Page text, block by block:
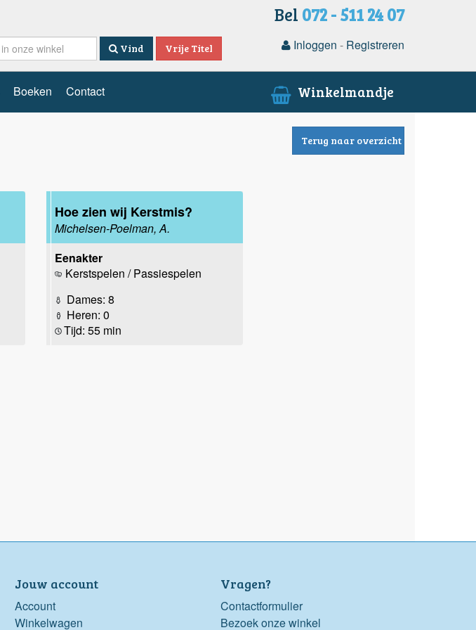
Bel 072 - 511 24 07
Vind Vrije Titel Inloggen - Registreren
Boeken Contact Winkelmandje
Terug naar overzicht
Hoe zien wij Kerstmis?
Michelsen-Poelman, A.
Eenakter
Kerstspelen / Passiespelen
Dames: 8
Heren: 0
Tijd: 55 min
Jouw account
Account
Winkelwagen
Vragen?
Contactformulier
Bezoek onze winkel